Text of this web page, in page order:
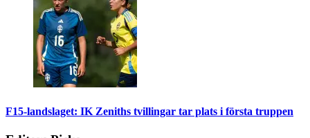
F15-landslaget: IK Zeniths tvillingar tar plats i första truppen